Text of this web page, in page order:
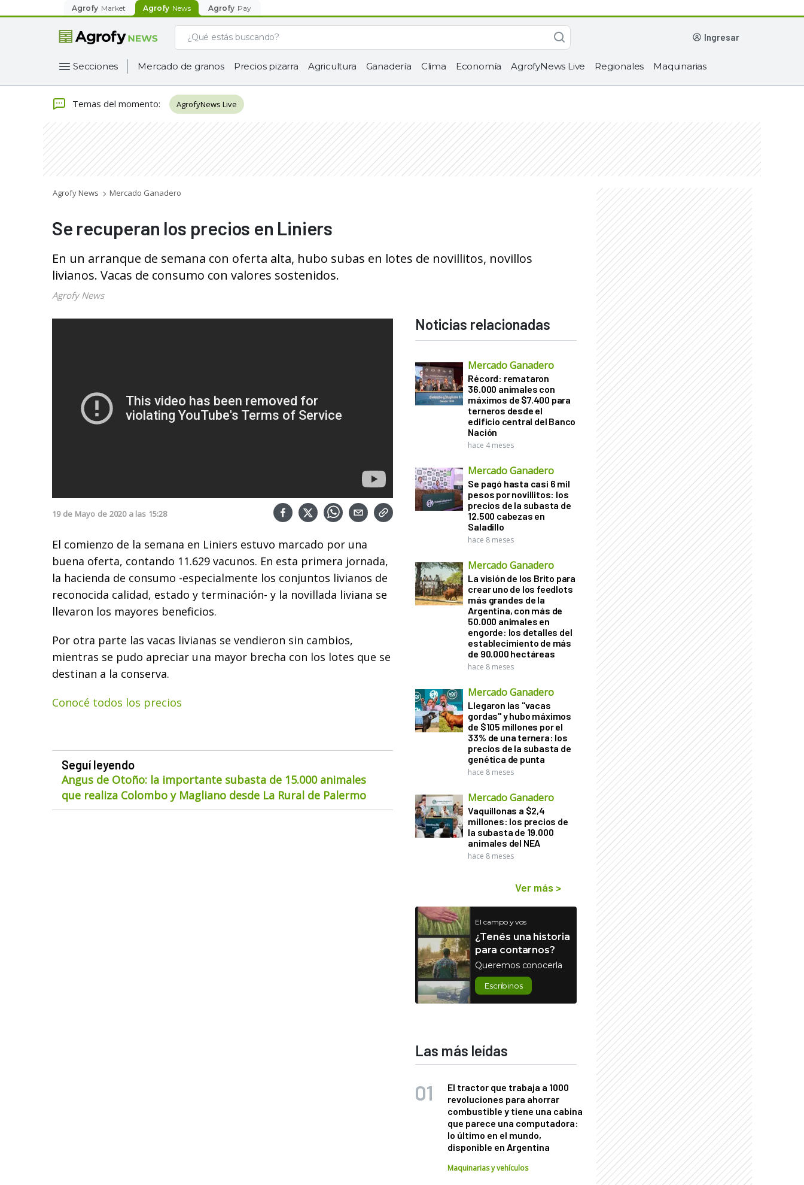
Agrofy Market Agrofy News Agrofy Pay
ingresar
Secciones Mercado de granos Precios pizarra Agricultura Ganadería Clima Economía AgrofyNews Live Regionales Maquinarias
Temas del momento: AgrofyNews Live
Agrofy News Mercado Ganadero
Se recuperan los precios en Liniers
En un arranque de semana con oferta alta, hubo subas en lotes de novillitos, novillos
livianos. Vacas de consumo con valores sostenidos.
Agrofy News
19 de Mayo de 2020 a las 15:28
El comienzo de la semana en Liniers estuvo marcado por una
buena oferta, contando 11.629 vacunos. En esta primera jornada,
la hacienda de consumo -especialmente los conjuntos livianos de
reconocida calidad, estado y terminación- y la novillada liviana se
llevaron los mayores beneficios.
Por otra parte las vacas livianas se vendieron sin cambios,
mientras se pudo apreciar una mayor brecha con los lotes que se
destinan a la conserva.
Conocé todos los precios
Seguí leyendo
Angus de Otoño: la importante subasta de 15.000 animales
que realiza Colombo y Magliano desde La Rural de Palermo
Noticias relacionadas
Mercado Ganadero
Récord: remataron
36.000 animales con
máximos de $7.400 para
terneros desde el
edificio central del Banco
Nación
hace 4 meses
Mercado Ganadero
Se pagó hasta casi 6 mil
pesos por novillitos: los
precios de la subasta de
12.500 cabezas en
Saladillo
hace 8 meses
Mercado Ganadero
La visión de los Brito para
crear uno de los feedlots
más grandes de la
Argentina, con más de
50.000 animales en
engorde: los detalles del
establecimiento de más
de 90.000 hectáreas
hace 8 meses
Mercado Ganadero
Llegaron las "vacas
gordas" y hubo máximos
de $105 millones por el
33% de una ternera: los
precios de la subasta de
genética de punta
hace 8 meses
Mercado Ganadero
Vaquillonas a $2,4
millones: los precios de
la subasta de 19.000
animales del NEA
hace 8 meses
Ver más >
El campo y vos
¿Tenés una historia
para contarnos?
Queremos conocerla
Escribinos
Las más leídas
El tractor que trabaja a 1000
revoluciones para ahorrar
combustible y tiene una cabina
que parece una computadora:
lo último en el mundo,
disponible en Argentina
Maquinarias y vehículos